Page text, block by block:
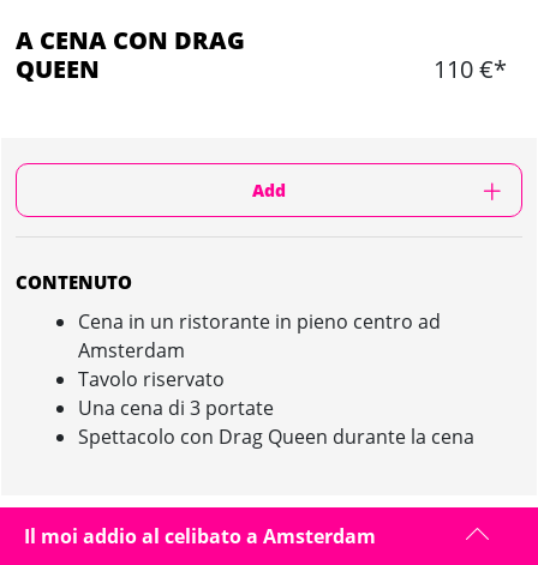
A CENA CON DRAG
QUEEN
110 €*
Add
CONTENUTO
Cena in un ristorante in pieno centro ad
Amsterdam
Tavolo riservato
Una cena di 3 portate
Spettacolo con Drag Queen durante la cena
A CENA CON DRAG QUEEN IN AMSTERDAM :
Il moi addio al celibato a Amsterdam